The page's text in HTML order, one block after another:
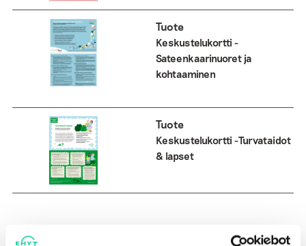
Tuote
Keskustelukortti -
Sateenkaarinuoret ja
kohtaaminen
Tuote
Keskustelukortti -Turvataidot
& lapset